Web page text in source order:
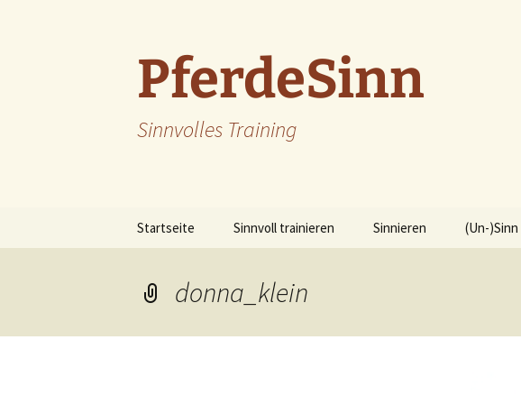
PferdeSinn
Sinnvolles Training
Startseite Sinnvoll trainieren Sinnieren (Un-)Sinn
donna_klein